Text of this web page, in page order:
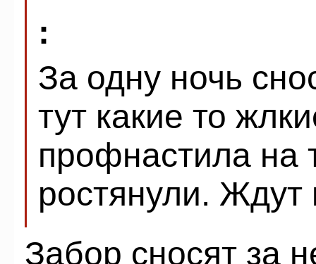
:
За одну ночь
тут какие то
профнастила на
ростянули.
Забор сносят за